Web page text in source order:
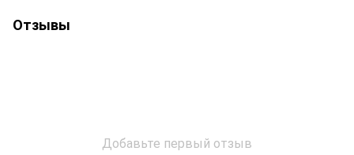
Отзывы
Добавьте первый отзыв